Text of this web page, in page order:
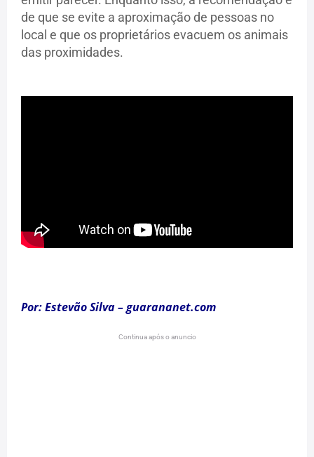
de que se evite a aproximação de pessoas no
local e que os proprietários evacuem os animais
das proximidades.
Por: Estevão Silva – guarananet.com
Continua após o anuncio